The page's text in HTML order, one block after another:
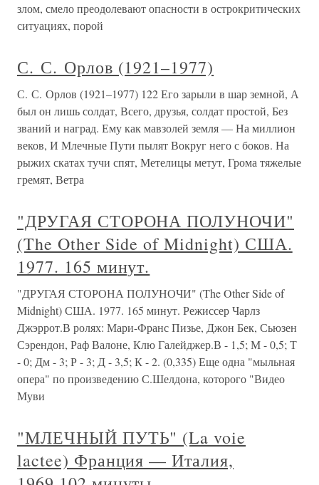
злом, смело преодолевают опасности в острокритических
ситуациях, порой
С. С. Орлов (1921–1977)
С. С. Орлов (1921–1977) 122 Его зарыли в шар земной, А
был он лишь солдат, Всего, друзья, солдат простой, Без
званий и наград. Ему как мавзолей земля — На миллион
веков, И Млечные Пути пылят Вокруг него с боков. На
рыжих скатах тучи спят, Метелицы метут, Грома тяжелые
гремят, Ветра
"ДРУГАЯ СТОРОНА ПОЛУНОЧИ"
(The Other Side of Midnight) США.
1977. 165 минут.
"ДРУГАЯ СТОРОНА ПОЛУНОЧИ" (The Other Side of
Midnight) США. 1977. 165 минут. Режиссер Чарлз
Джэррот.В ролях: Мари-Франс Пизье, Джон Бек, Сьюзен
Сэрендон, Раф Валоне, Клю Галейджер.В - 1,5; М - 0,5; Т
- 0; Дм - 3; Р - 3; Д - 3,5; К - 2. (0,335) Еще одна "мыльная
опера" по произведению С.Шелдона, которого "Видео
Муви
"МЛЕЧНЫЙ ПУТЬ" (La voie
lactee) Франция — Италия,